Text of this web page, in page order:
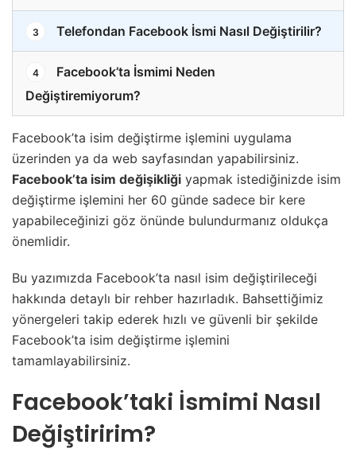
3 Telefondan Facebook İsmi Nasıl Değiştirilir?
4
Facebook’ta İsmimi Neden
Değiştiremiyorum?
Facebook’ta isim değiştirme işlemini uygulama
üzerinden ya da web sayfasından yapabilirsiniz.
Facebook’ta isim değişikliği yapmak istediğinizde isim
değiştirme işlemini her 60 günde sadece bir kere
yapabileceğinizi göz önünde bulundurmanız oldukça
önemlidir.
Bu yazımızda Facebook’ta nasıl isim değiştirileceği
hakkında detaylı bir rehber hazırladık. Bahsettiğimiz
yönergeleri takip ederek hızlı ve güvenli bir şekilde
Facebook’ta isim değiştirme işlemini
tamamlayabilirsiniz.
Facebook’taki İsmimi Nasıl
Değiştiririm?